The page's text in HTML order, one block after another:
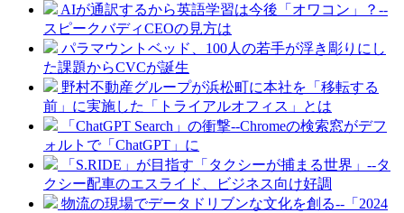
AIが通訳するから英語学習は今後「オワコン」？--
スピークバディCEOの見方は
パラマウントベッド、100人の若手が浮き彫りにし
た課題からCVCが誕生
野村不動産グループが浜松町に本社を「移転する
前」に実施した「トライアルオフィス」とは
「ChatGPT Search」の衝撃--Chromeの検索窓がデフ
ォルトで「ChatGPT」に
「S.RIDE」が目指す「タクシーが捕まる世界」--タ
クシー配車のエスライド、ビジネス向け好調
物流の現場でデータドリブンな文化を創る--「2024